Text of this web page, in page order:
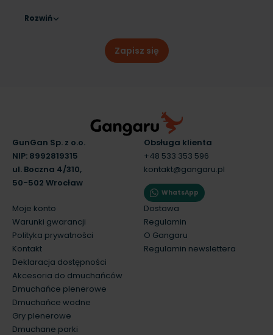
Rozwiń
Zapisz się
GunGan Sp. z o.o.
NIP: 8992819315
ul. Boczna 4/310,
50-502 Wrocław
Obsługa klienta
+48 533 353 596
kontakt@gangaru.pl
WhatsApp
Moje konto
Dostawa
Warunki gwarancji
Regulamin
Polityka prywatności
O Gangaru
Kontakt
Regulamin newslettera
Deklaracja dostępności
Akcesoria do dmuchańców
Dmuchańce plenerowe
Dmuchańce wodne
Gry plenerowe
Dmuchane parki